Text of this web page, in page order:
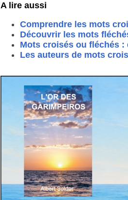
A lire aussi
Comprendre les mots
Découvrir les mots
Mots croisés ou fléchés :
Les auteurs de mots